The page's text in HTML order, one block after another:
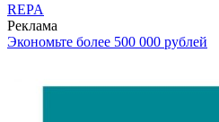
REPA
Реклама
Экономьте более 500 000 рублей